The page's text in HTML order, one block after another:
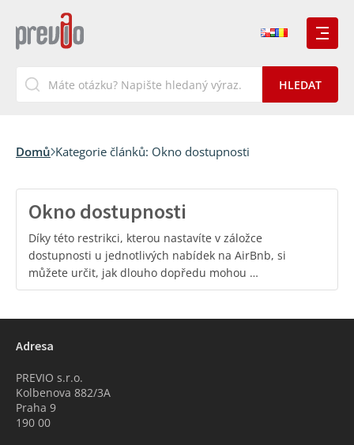
Domů Kategorie článků: Okno dostupnosti
Okno dostupnosti
Díky této restrikci, kterou nastavíte v záložce
dostupnosti u jednotlivých nabídek na AirBnb, si
můžete určit, jak dlouho dopředu mohou …
Adresa
PREVIO s.r.o.
Kolbenova 882/3A
Praha 9
190 00